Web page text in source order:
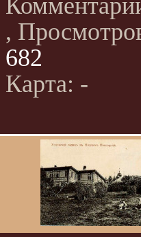
,
682
Карта: -